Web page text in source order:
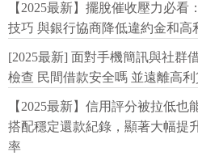
【2025最新】擺脫催收壓力必
技巧 與銀行協商降低違約金和高
[2025最新] 面對手機簡訊與社群
檢查 民間借款安全嗎 並遠離高
【2025最新】信用評分被拉低
搭配穩定還款紀錄，顯著大幅提
率